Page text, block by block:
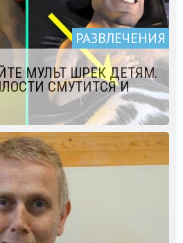
РАЗВЛЕЧЕНИЯ
МУЛЬТ ШРЕК ДЕТЯМ.
СМУТИТСЯ И